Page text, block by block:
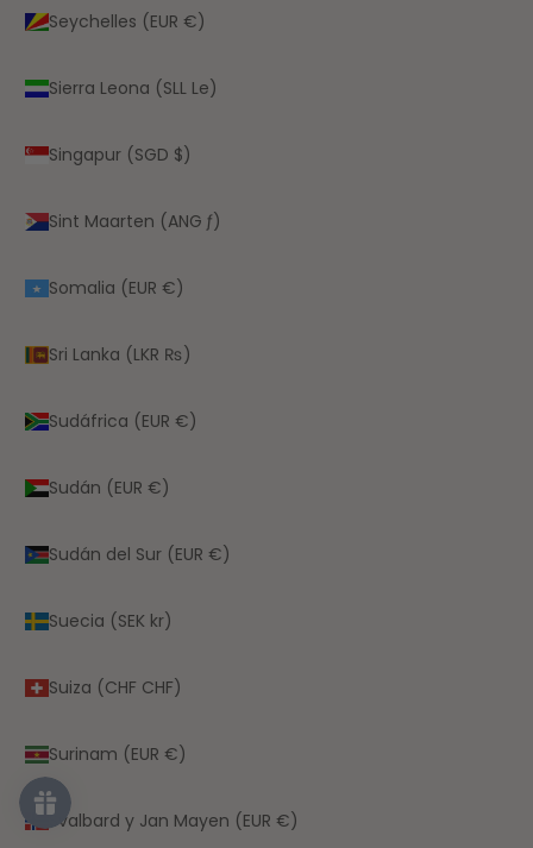
Seychelles (EUR €)
Sierra Leona (SLL Le)
Singapur (SGD $)
Sint Maarten (ANG ƒ)
Somalia (EUR €)
Sri Lanka (LKR ₨)
Sudáfrica (EUR €)
Sudán (EUR €)
Sudán del Sur (EUR €)
Suecia (SEK kr)
Suiza (CHF CHF)
Surinam (EUR €)
Svalbard y Jan Mayen (EUR €)